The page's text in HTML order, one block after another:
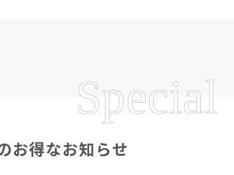
Special
お得なお知らせ